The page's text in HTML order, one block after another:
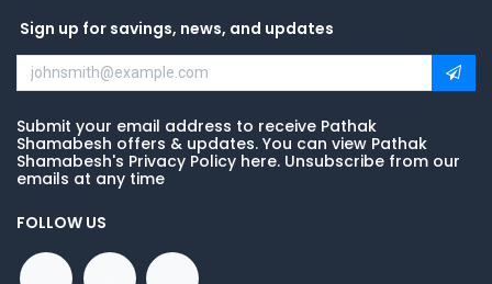
Sign up for savings, news, and updates
Submit your email address to receive Pathak
Shamabesh offers & updates. You can view Pathak
Shamabesh's Privacy Policy here. Unsubscribe from our
emails at any time
FOLLOW US